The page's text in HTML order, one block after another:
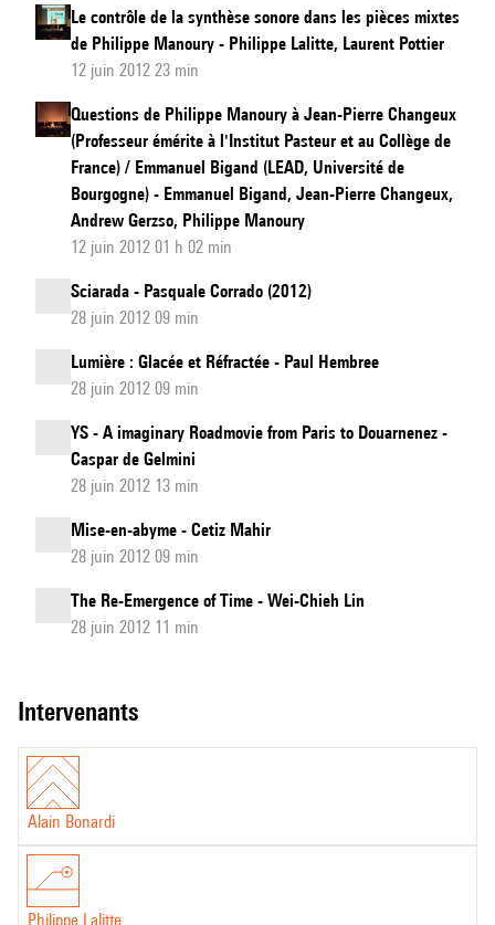
Le contrôle de la synthèse sonore dans les pièces mixtes
de Philippe Manoury - Philippe Lalitte, Laurent Pottier
12 juin 2012 23 min
Questions de Philippe Manoury à Jean-Pierre Changeux
(Professeur émérite à l'Institut Pasteur et au Collège de
France) / Emmanuel Bigand (LEAD, Université de
Bourgogne) - Emmanuel Bigand, Jean-Pierre Changeux,
Andrew Gerzso, Philippe Manoury
12 juin 2012 01 h 02 min
Sciarada - Pasquale Corrado (2012)
28 juin 2012 09 min
Lumière : Glacée et Réfractée - Paul Hembree
28 juin 2012 09 min
YS - A imaginary Roadmovie from Paris to Douarnenez -
Caspar de Gelmini
28 juin 2012 13 min
Mise-en-abyme - Cetiz Mahir
28 juin 2012 09 min
The Re-Emergence of Time - Wei-Chieh Lin
28 juin 2012 11 min
intervenants
Alain Bonardi
Philippe Lalitte